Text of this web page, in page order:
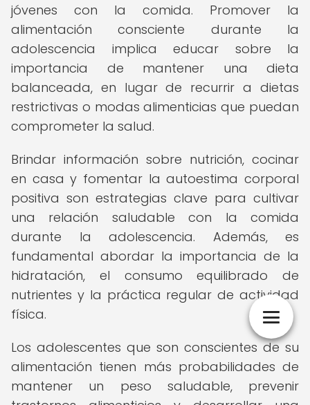
jóvenes con la comida. Promover la
alimentación consciente durante la
adolescencia implica educar sobre la
importancia de mantener una dieta
balanceada, en lugar de recurrir a dietas
restrictivas o modas alimenticias que puedan
comprometer la salud.
Brindar información sobre nutrición, cocinar
en casa y fomentar la autoestima corporal
positiva son estrategias clave para cultivar
una relación saludable con la comida
durante la adolescencia. Además, es
fundamental abordar la importancia de la
hidratación, el consumo equilibrado de
nutrientes y la práctica regular de actividad
física.
Los adolescentes que son conscientes de su
alimentación tienen más probabilidades de
mantener un peso saludable, prevenir